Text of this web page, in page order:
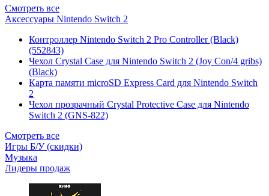
Смотреть все
Аксессуары Nintendo Switch 2
Контроллер Nintendo Switch 2 Pro Controller (Black)
(552843)
Чехол Сrystal Сase для Nintendo Switch 2 (Joy Con/4 gribs)
(Black)
Карта памяти microSD Express Card для Nintendo Switch
2
Чехол прозрачный Crystal Protective Case для Nintendo
Switch 2 (GNS-822)
Смотреть все
Игры Б/У (скидки)
Музыка
Лидеры продаж